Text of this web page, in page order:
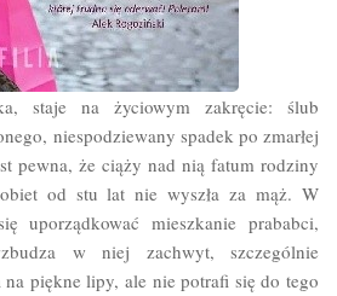
staje na życiowym zakręcie: ślub
niespodziewany spadek po zmarłej
pewna, że ciąży nad nią fatum rodziny
od stu lat nie wyszła za mąż. W
uporządkować mieszkanie prababci,
w niej zachwyt, szczególnie
piękne lipy, ale nie potrafi się do tego